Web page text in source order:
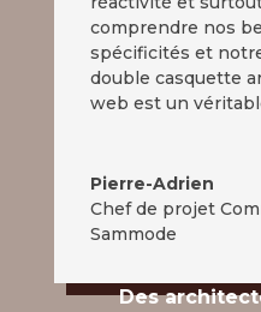
comprendre nos
spécificités et
double casquette
web est un
Pierre-Adrien
Chef de projet
Sammode
Des